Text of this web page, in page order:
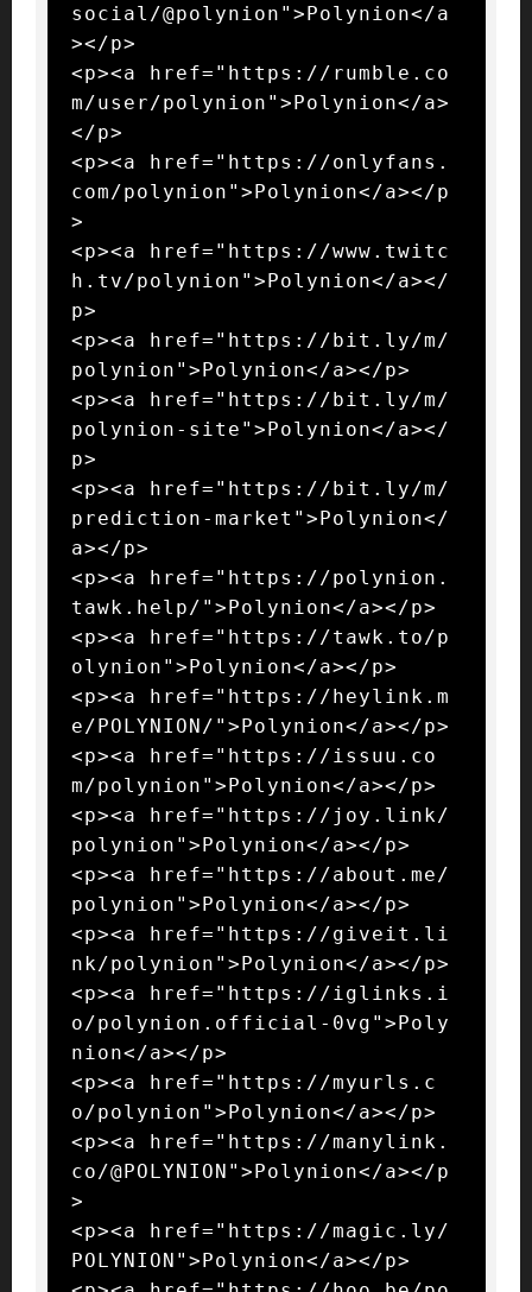
social/@polynion">Polynion</a
></p>
<p><a href="https://rumble.co
m/user/polynion">Polynion</a>
</p>
<p><a href="https://onlyfans.
com/polynion">Polynion</a></p
>
<p><a href="https://www.twitc
h.tv/polynion">Polynion</a></
p>
<p><a href="https://bit.ly/m/
polynion">Polynion</a></p>
<p><a href="https://bit.ly/m/
polynion-site">Polynion</a></
p>
<p><a href="https://bit.ly/m/
prediction-market">Polynion</
a></p>
<p><a href="https://polynion.
tawk.help/">Polynion</a></p>
<p><a href="https://tawk.to/p
olynion">Polynion</a></p>
<p><a href="https://heylink.m
e/POLYNION/">Polynion</a></p>
<p><a href="https://issuu.co
m/polynion">Polynion</a></p>
<p><a href="https://joy.link/
polynion">Polynion</a></p>
<p><a href="https://about.me/
polynion">Polynion</a></p>
<p><a href="https://giveit.li
nk/polynion">Polynion</a></p>
<p><a href="https://iglinks.i
o/polynion.official-0vg">Poly
nion</a></p>
<p><a href="https://myurls.c
o/polynion">Polynion</a></p>
<p><a href="https://manylink.
co/@POLYNION">Polynion</a></p
>
<p><a href="https://magic.ly/
POLYNION">Polynion</a></p>